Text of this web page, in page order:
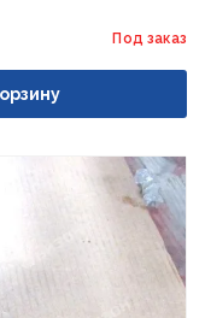
Под заказ